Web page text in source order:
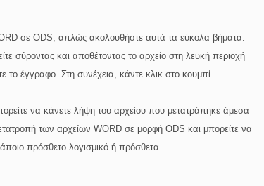
σε ODS, απλώς ακολουθήστε αυτά τα εύκολα βήματα.
σύροντας και αποθέτοντας το αρχείο στη λευκή περιοχή
το έγγραφο. Στη συνέχεια, κάντε κλικ στο κουμπί
να κάνετε λήψη του αρχείου που μετατράπηκε άμεσα
των αρχείων WORD σε μορφή ODS και μπορείτε να
πρόσθετο λογισμικό ή πρόσθετα.